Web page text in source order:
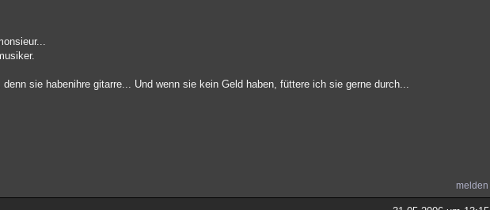
sie habenihre gitarre... Und wenn sie kein Geld haben, füttere ich sie gerne durch...
melden